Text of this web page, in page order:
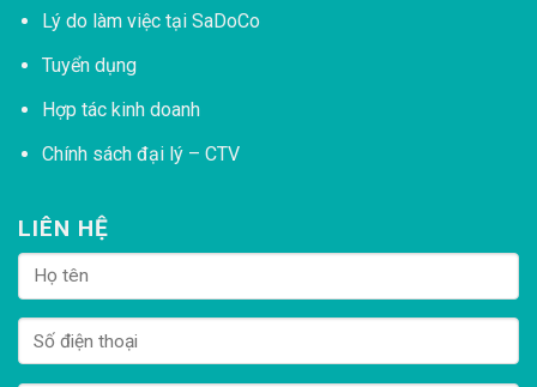
Lý do làm việc tại SaDoCo
Tuyển dụng
Hợp tác kinh doanh
Chính sách đại lý – CTV
LIÊN HỆ